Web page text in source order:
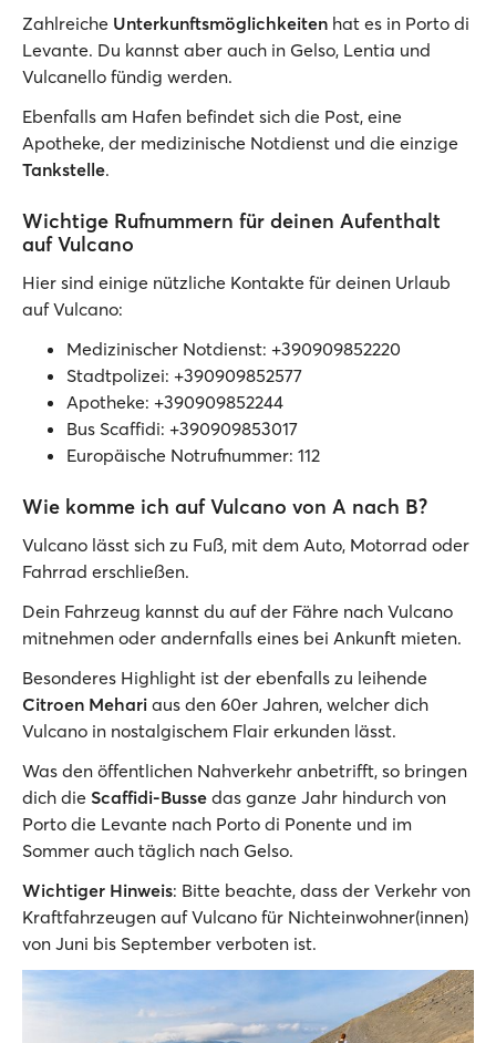
Zahlreiche Unterkunftsmöglichkeiten hat es in Porto di
Levante. Du kannst aber auch in Gelso, Lentia und
Vulcanello fündig werden.
Ebenfalls am Hafen befindet sich die Post, eine
Apotheke, der medizinische Notdienst und die einzige
Tankstelle.
Wichtige Rufnummern für deinen Aufenthalt
auf Vulcano
Hier sind einige nützliche Kontakte für deinen Urlaub
auf Vulcano:
Medizinischer Notdienst: +390909852220
Stadtpolizei: +390909852577
Apotheke: +390909852244
Bus Scaffidi: +390909853017
Europäische Notrufnummer: 112
Wie komme ich auf Vulcano von A nach B?
Vulcano lässt sich zu Fuß, mit dem Auto, Motorrad oder
Fahrrad erschließen.
Dein Fahrzeug kannst du auf der Fähre nach Vulcano
mitnehmen oder andernfalls eines bei Ankunft mieten.
Besonderes Highlight ist der ebenfalls zu leihende
Citroen Mehari aus den 60er Jahren, welcher dich
Vulcano in nostalgischem Flair erkunden lässt.
Was den öffentlichen Nahverkehr anbetrifft, so bringen
dich die Scaffidi-Busse das ganze Jahr hindurch von
Porto die Levante nach Porto di Ponente und im
Sommer auch täglich nach Gelso.
Wichtiger Hinweis: Bitte beachte, dass der Verkehr von
Kraftfahrzeugen auf Vulcano für Nichteinwohner(innen)
von Juni bis September verboten ist.